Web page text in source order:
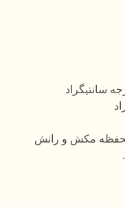
محفظه مکش و رانش